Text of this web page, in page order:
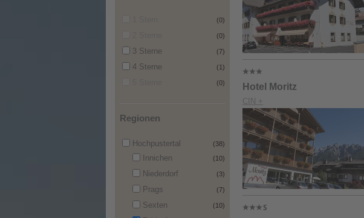
(0)
(0)
3 Sterne (7)
4 Sterne (1)
(0)
Regionen
Hochpustertal (38)
Innichen (10)
Niederdorf (3)
Prags (7)
Sexten (10)
Hotel Moritz
CIN +